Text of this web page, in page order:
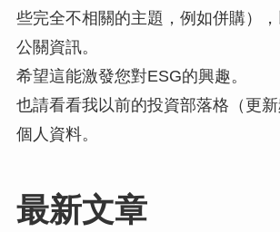
些完全不相關的主題，例如併購）
公關資訊。
希望這能激發您對ESG的興趣。
也請看看我以前的投資部落格（更
個人資料。
最新文章